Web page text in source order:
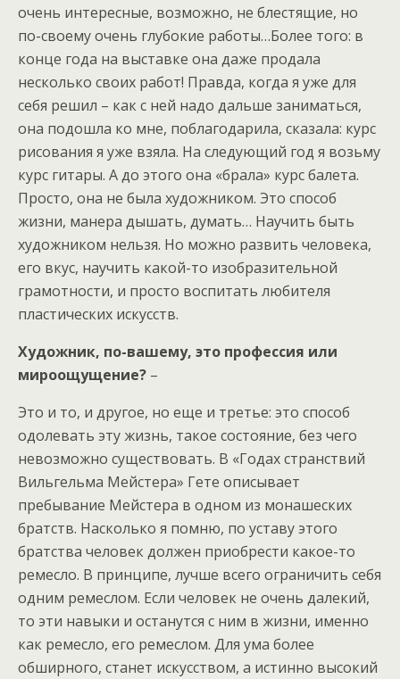
очень интересные, возможно, не блестящие, но
по-своему очень глубокие работы…Более того: в
конце года на выставке она даже продала
несколько своих работ! Правда, когда я уже для
себя решил – как с ней надо дальше заниматься,
она подошла ко мне, поблагодарила, сказала: курс
рисования я уже взяла. На следующий год я возьму
курс гитары. А до этого она «брала» курс балета.
Просто, она не была художником. Это способ
жизни, манера дышать, думать… Научить быть
художником нельзя. Но можно развить человека,
его вкус, научить какой-то изобразительной
грамотности, и просто воспитать любителя
пластических искусств.
Художник, по-вашему, это профессия или
мироощущение? –
Это и то, и другое, но еще и третье: это способ
одолевать эту жизнь, такое состояние, без чего
невозможно существовать. В «Годах странствий
Вильгельма Мейстера» Гете описывает
пребывание Мейстера в одном из монашеских
братств. Насколько я помню, по уставу этого
братства человек должен приобрести какое-то
ремесло. В принципе, лучше всего ограничить себя
одним ремеслом. Если человек не очень далекий,
то эти навыки и останутся с ним в жизни, именно
как ремесло, его ремеслом. Для ума более
обширного, станет искусством, а истинно высокий